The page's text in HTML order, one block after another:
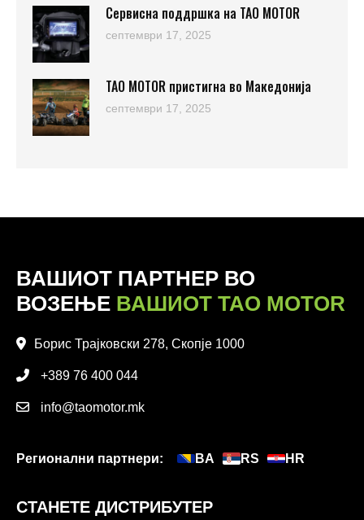
Сервисна поддршка на TAO MOTOR
септември 17, 2025
TAO MOTOR пристигна во Македонија
септември 17, 2025
ВАШИОТ ПАРТНЕР ВО
ВОЗЕЊЕ ВАШИОТ TAO MOTOR
Борис Трајковски 278, Скопје 1000
+389 76 400 044
info@taomotor.mk
Регионални партнери: BA RS HR
СТАНЕТЕ ДИСТРИБУТЕР